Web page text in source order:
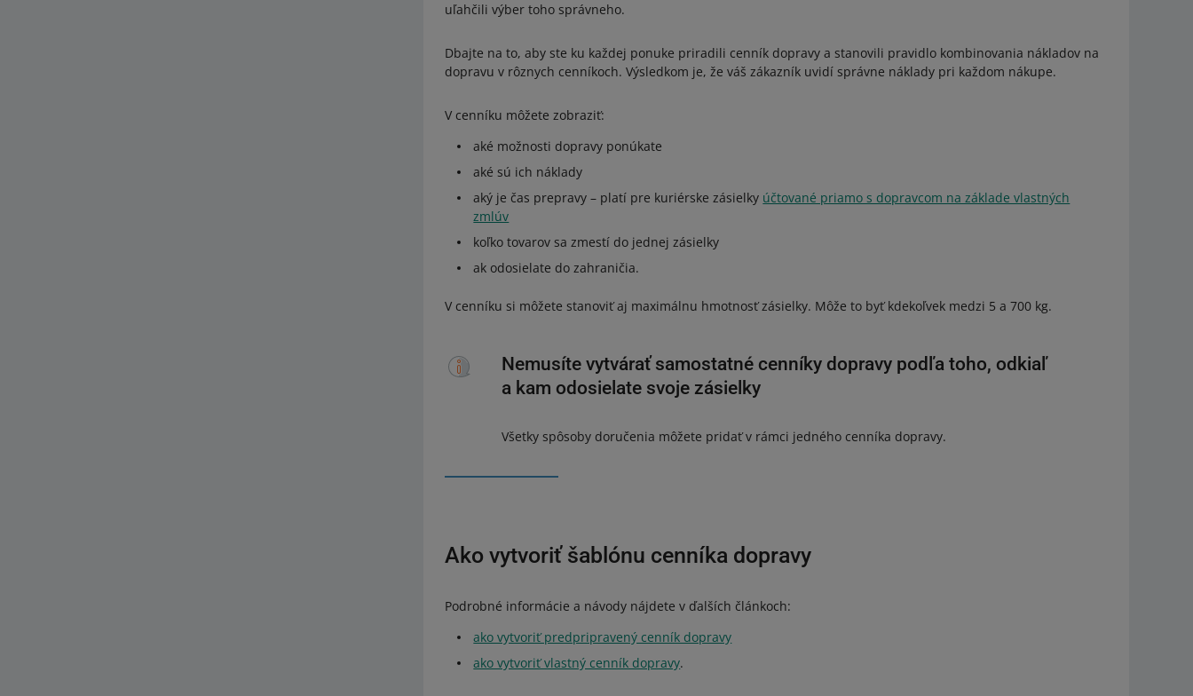
uľahčili výber toho správneho.
Dbajte na to, aby ste ku každej ponuke priradili cenník dopravy a stanovili pravidlo kombinovania nákladov na
dopravu v rôznych cenníkoch. Výsledkom je, že váš zákazník uvidí správne náklady pri každom nákupe.
V cenníku môžete zobraziť:
aké možnosti dopravy ponúkate
aké sú ich náklady
aký je čas prepravy – platí pre kuriérske zásielky účtované priamo s dopravcom na základe vlastných
zmlúv
koľko tovarov sa zmestí do jednej zásielky
ak odosielate do zahraničia.
V cenníku si môžete stanoviť aj maximálnu hmotnosť zásielky. Môže to byť kdekoľvek medzi 5 a 700 kg.
Nemusíte vytvárať samostatné cenníky dopravy podľa toho, odkiaľ
a kam odosielate svoje zásielky
Všetky spôsoby doručenia môžete pridať v rámci jedného cenníka dopravy.
Ako vytvoriť šablónu cenníka dopravy
Podrobné informácie a návody nájdete v ďalších článkoch:
ako vytvoriť predpripravený cenník dopravy
ako vytvoriť vlastný cenník dopravy.